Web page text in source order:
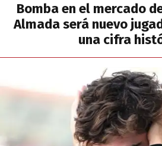
Bomba en el mercado
Almada será nuevo
una cifra